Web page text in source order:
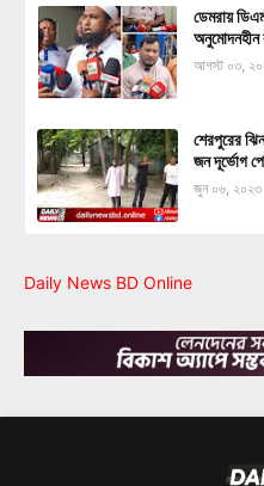
ডেমরায়
অনুমোদনহীন
আগস্ট ০৩,
শেরপুরের
জন দূর্ভোগ
জুন ০৬, ২০২৩
Daily News BD Online